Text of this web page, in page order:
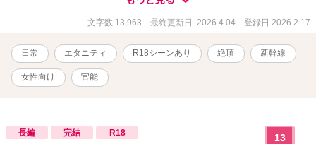
文字数 13,963 | 最終更新日 2026.4.04 | 登録日 2026.2.17
日常 エタニティ R18シーンあり 絶頂 新幹線
女性向け 官能
長編 完結 R18 13